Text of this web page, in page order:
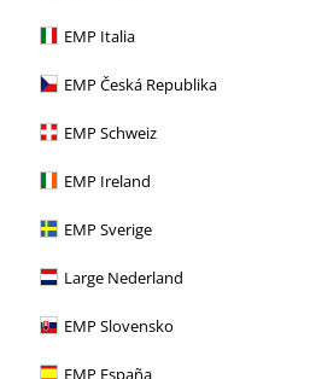
EMP Italia
EMP Česká Republika
EMP Schweiz
EMP Ireland
EMP Sverige
Large Nederland
EMP Slovensko
EMP España
Opmerking